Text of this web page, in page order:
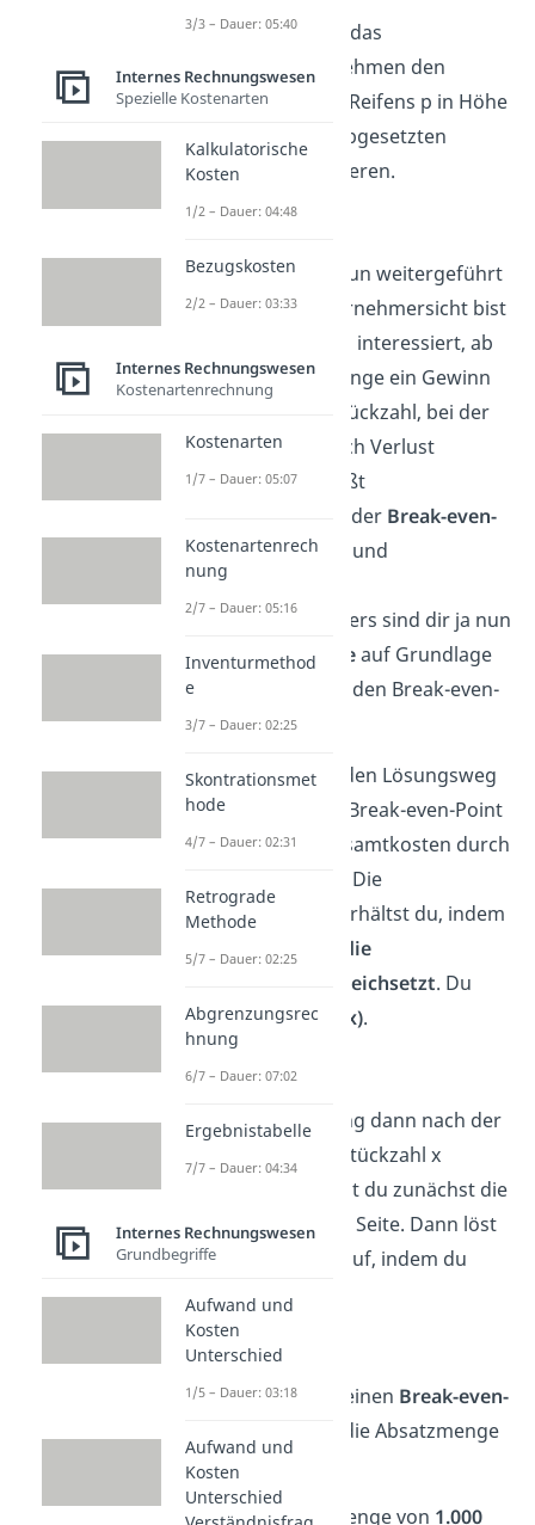
Du musst also für das
Autoreifenunternehmen den
Stückpreis deines Reifens p in Höhe
von 80 € mit der abgesetzten
Menge x multiplizieren.
E(x) = 80x
Die Aufgabe soll nun weitergeführt
werden. Aus Unternehmersicht bist
du natürlich daran interessiert, ab
welcher Absatzmenge ein Gewinn
erzielt wird. Die Stückzahl, bei der
weder Gewinn noch Verlust
gemacht wird, heißt
oder Break-even-
Point. Die Kosten- und
Erlösfunktion des
Autoreifenherstellers sind dir ja nun
bekannt.Berechneauf Grundlage
dieser Funktionen den Break-even-
Point.
Schauen wir uns den Lösungsweg
genauer an. Beim Break-even-Point
lassen sich die Gesamtkosten durch
die Erlöse decken. Die
Gewinnschwelle
erhältst du, indem
du die
Erlös- und die
Kostenfunktion gleichsetzt. Du
setzt alsoK(x) = E(x).
50.000 + 30x = 80x
Um diese Gleichung dann nach der
kostenneutralen Stückzahl x
aufzulösen, bringst du zunächst die
30x auf die andere Seite. Dann löst
du die Gleichung auf, indem du
durch 50 teilst.
⇔ xG = 1.000
Als Ergebnis für deinen Break-even-
erhältst du die Absatzmenge
von1.000 Stück
Bei einer Absatzmenge von 1.000
3/3 – Dauer: 05:40
Internes Rechnungswesen
Spezielle Kostenarten
Kalkulatorische
Kosten
1/2 – Dauer: 04:48
Bezugskosten
2/2 – Dauer: 03:33
Internes Rechnungswesen
Kostenartenrechnung
Kostenarten
1/7 – Dauer: 05:07
Kostenartenrech
nung
2/7 – Dauer: 05:16
Inventurmethod
e
3/7 – Dauer: 02:25
Skontrationsmet
hode
4/7 – Dauer: 02:31
Retrograde
Methode
5/7 – Dauer: 02:25
Abgrenzungsrec
hnung
6/7 – Dauer: 07:02
Ergebnistabelle
7/7 – Dauer: 04:34
Internes Rechnungswesen
Grundbegriffe
Aufwand und
Kosten
Unterschied
1/5 – Dauer: 03:18
Aufwand und
Kosten
Unterschied